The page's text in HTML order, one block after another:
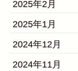
2025年2月
2025年1月
2024年12月
2024年11月